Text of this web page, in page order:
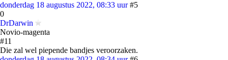
donderdag 18 augustus 2022, 08:33 uur #5
0
DrDarwin
Novio-magenta
#11
Die zal wel piepende bandjes veroorzaken.